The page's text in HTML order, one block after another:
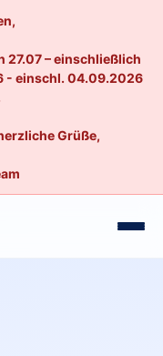
27.07 – einschließlich
- einschl. 04.09.2026
Grüße,